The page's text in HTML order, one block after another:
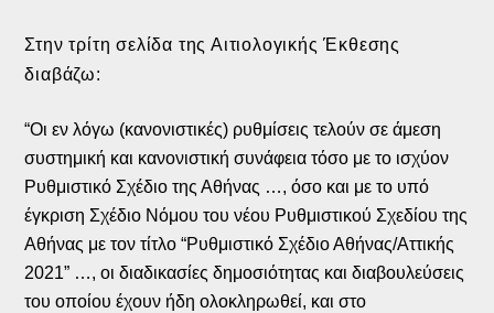
Στην τρίτη σελίδα της Αιτιολογικής Έκθεσης
διαβάζω:
“Οι εν λόγω (κανονιστικές) ρυθμίσεις τελούν σε άμεση
συστημική και κανονιστική συνάφεια τόσο με το ισχύον
Ρυθμιστικό Σχέδιο της Αθήνας …, όσο και με το υπό
έγκριση Σχέδιο Νόμου του νέου Ρυθμιστικού Σχεδίου της
Αθήνας με τον τίτλο “Ρυθμιστικό Σχέδιο Αθήνας/Αττικής
2021” …, οι διαδικασίες δημοσιότητας και διαβουλεύσεις
του οποίου έχουν ήδη ολοκληρωθεί, και στο